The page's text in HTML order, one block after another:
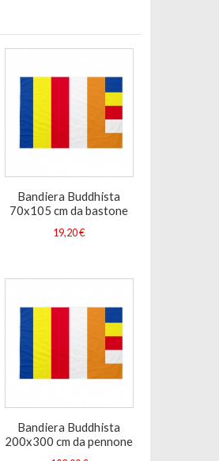
Bandiera Buddhista
70x105 cm da bastone
19,20 €
Bandiera Buddhista
200x300 cm da pennone